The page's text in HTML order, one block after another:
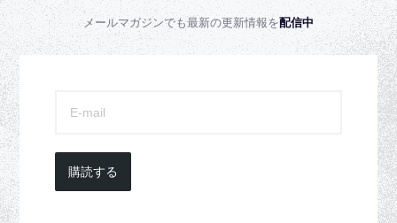
メールマガジンでも最新の更新情報を配信中
購読する